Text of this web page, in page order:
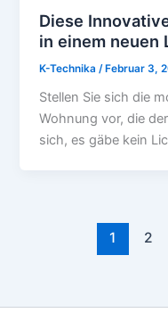
Diese
in einem neuen
K-Technika /Februar 3,
Stellen Sie sich die
Wohnung vor, die
sich, es gäbe kein
1 2